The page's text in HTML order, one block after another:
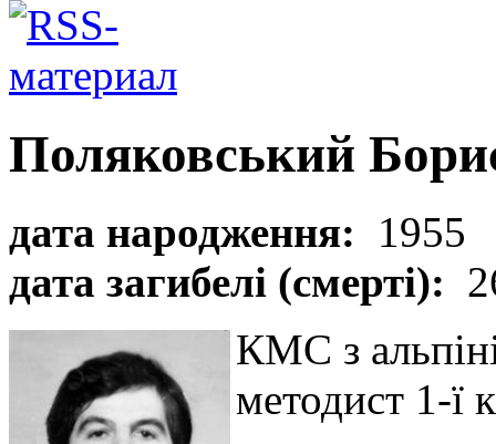
Поляковський
дата народження:
1955
дата загибелі (смерті):
КМС з
методист 1-ї